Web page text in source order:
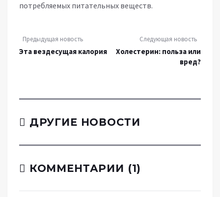
потребляемых питательных веществ.
Предыдущая новость
Эта вездесущая калория
Следующая новость
Холестерин: польза или
вред?
ДРУГИЕ НОВОСТИ
КОММЕНТАРИИ (1)